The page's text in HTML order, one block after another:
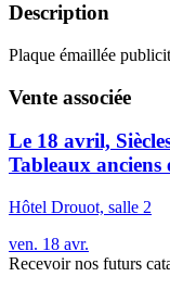
Description
Plaque émaillée
Vente associée
Le 18 avril,
Tableaux
Hôtel Drouot, salle 2
ven. 18 avr.
Recevoir nos futurs